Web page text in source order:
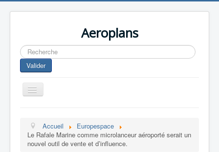
Aeroplans
Rechercher
Valider
Toggle
Navigation
Aviation Commerciale
Aviation d'Affaire
Accueil
Europespace
Le Rafale Marine comme microlanceur aéroporté serait un
nouvel outil de vente et d’influence.